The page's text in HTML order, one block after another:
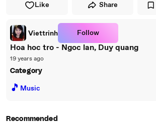
Like Share
Viettrinh Follow
Hoa hoc tro - Ngoc lan, Duy quang
19 years ago
Category
🎵 Music
Recommended